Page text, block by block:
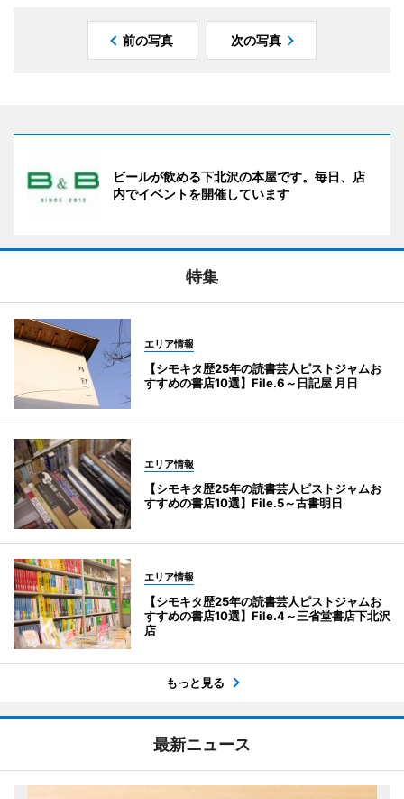
前の写真 次の写真
ビールが飲める下北沢の本屋です。毎日、店
内でイベントを開催しています
特集
エリア情報
【シモキタ歴25年の読書芸人ピストジャムお
すすめの書店10選】File.6～日記屋 月日
エリア情報
【シモキタ歴25年の読書芸人ピストジャムお
すすめの書店10選】File.5～古書明日
エリア情報
【シモキタ歴25年の読書芸人ピストジャムお
すすめの書店10選】File.4～三省堂書店下北沢
店
もっと見る
最新ニュース